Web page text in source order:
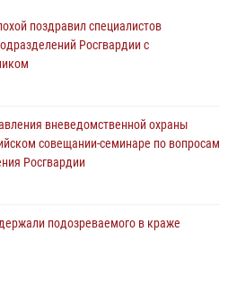
поздравил специалистов
Росгвардии с
вневедомственной охраны
совещании-семинаре по вопросам
Росгвардии
подозреваемого в краже